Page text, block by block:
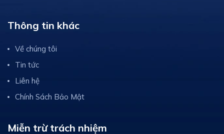
Thông tin khác
Về chúng tôi
Tin tức
Liên hệ
Chính Sách Bảo Mật
Miễn trừ trách nhiệm